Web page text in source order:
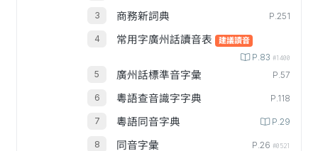
商務新詞典 P.251
常用字廣州話讀音表 建議讀音
P.83 #1400
廣州話標準音字彙 P.57
粵語查音識字字典 P.118
粵語同音字典 P.29
同音字彙 P.26 #0521